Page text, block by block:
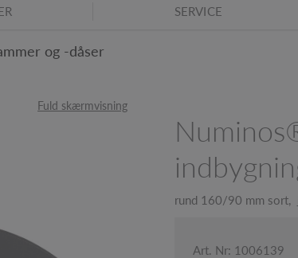
SERVICE
og -dåser
Fuld skærmvisning
rund 160/90 mm sort,
Art. Nr: 1006139